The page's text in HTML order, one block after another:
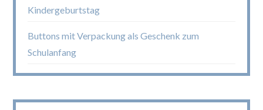
Kindergeburtstag
Buttons mit Verpackung als Geschenk zum
Schulanfang